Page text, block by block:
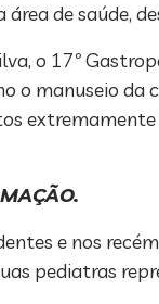
de saúde,
o 17º
manuseio da
e nos
pediatras